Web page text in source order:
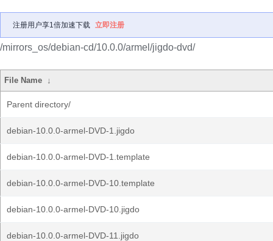
注册用户享1倍加速下载 立即注册
/mirrors_os/debian-cd/10.0.0/armel/jigdo-dvd/
File Name ↓
Parent directory/
debian-10.0.0-armel-DVD-1.jigdo
debian-10.0.0-armel-DVD-1.template
debian-10.0.0-armel-DVD-10.template
debian-10.0.0-armel-DVD-10.jigdo
debian-10.0.0-armel-DVD-11.jigdo